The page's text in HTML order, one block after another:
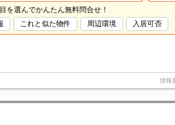
を選んでかんたん無料問合せ！
これと似た物件 周辺環境 入居可否
情報